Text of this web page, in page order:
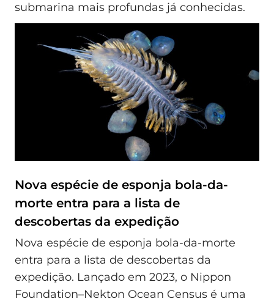
submarina mais profundas já conhecidas.
Nova espécie de esponja bola-da-
morte entra para a lista de
descobertas da expedição
Nova espécie de esponja bola-da-morte
entra para a lista de descobertas da
expedição. Lançado em 2023, o Nippon
Foundation–Nekton Ocean Census é uma